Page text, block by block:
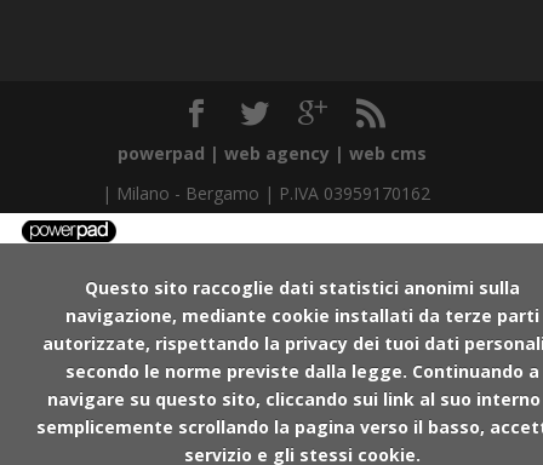
powerpad | web agency | web cms
| Milano - Bergamo | P.IVA 03959170162
Questo sito raccoglie dati statistici anonimi sulla
navigazione, mediante cookie installati da terze parti
autorizzate, rispettando la privacy dei tuoi dati
secondo le norme previste dalla legge. Continuando a
navigare su questo sito, cliccando sui link al suo
semplicemente scrollando la pagina verso il basso,
servizio e gli stessi cookie.